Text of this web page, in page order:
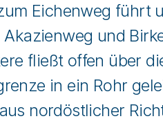
Eichenweg führt
und
fließt offen über
in ein Rohr
nordöstlicher